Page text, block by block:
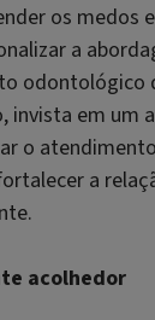
os medos
a
odontológico
invista em um
o
a
acolhedor